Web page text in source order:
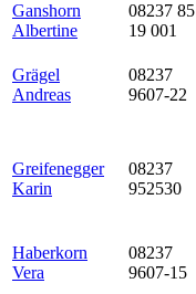
Ganshorn
Albertine
08237 85
19 001
Grägel
Andreas
08237
9607-22
Greifenegger
Karin
08237
952530
Haberkorn
Vera
08237
9607-15